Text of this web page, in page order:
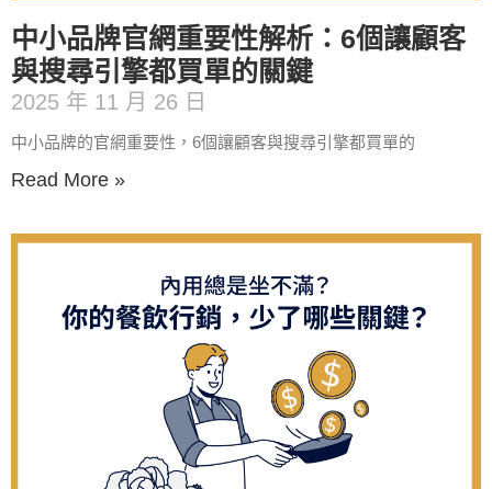
中小品牌官網重要性解析：6個讓顧客
與搜尋引擎都買單的關鍵
2025 年 11 月 26 日
中小品牌的官網重要性，6個讓顧客與搜尋引擎都買單的
Read More »